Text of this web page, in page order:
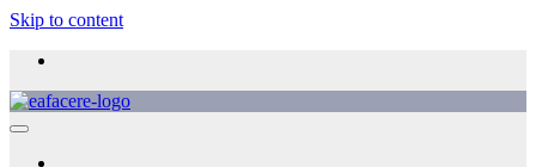
Skip to content